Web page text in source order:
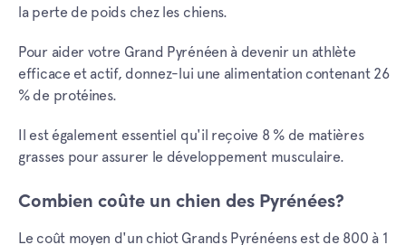
la perte de poids chez les chiens.
Pour aider votre Grand Pyrénéen à devenir un athlète
efficace et actif, donnez-lui une alimentation contenant 26
% de protéines.
Il est également essentiel qu'il reçoive 8 % de matières
grasses pour assurer le développement musculaire.
Combien coûte un chien des Pyrénées?
Le coût moyen d'un chiot Grands Pyrénéens est de 800 à 1